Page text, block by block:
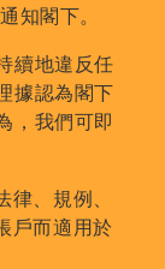
知閣下。
續地違反任
據認為閣下
，我們可即
、規例、
戶而適用於